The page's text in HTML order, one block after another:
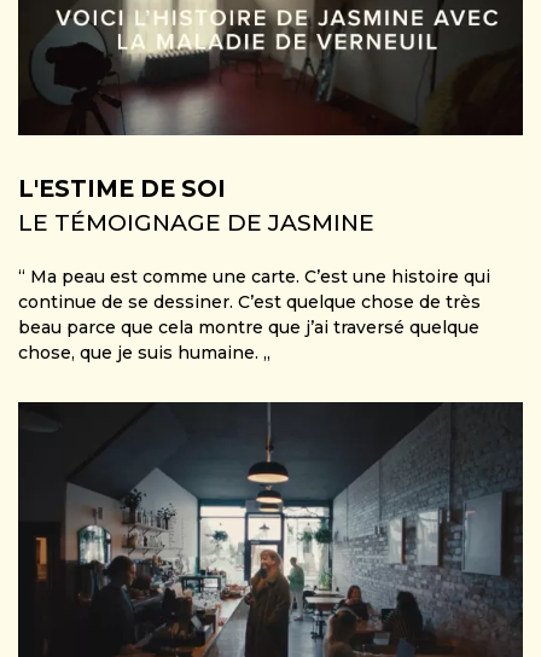
L'ESTIME DE SOI
LE TÉMOIGNAGE DE JASMINE
“ Ma peau est comme une carte. C’est une histoire qui
continue de se dessiner. C’est quelque chose de très
beau parce que cela montre que j’ai traversé quelque
chose, que je suis humaine. „